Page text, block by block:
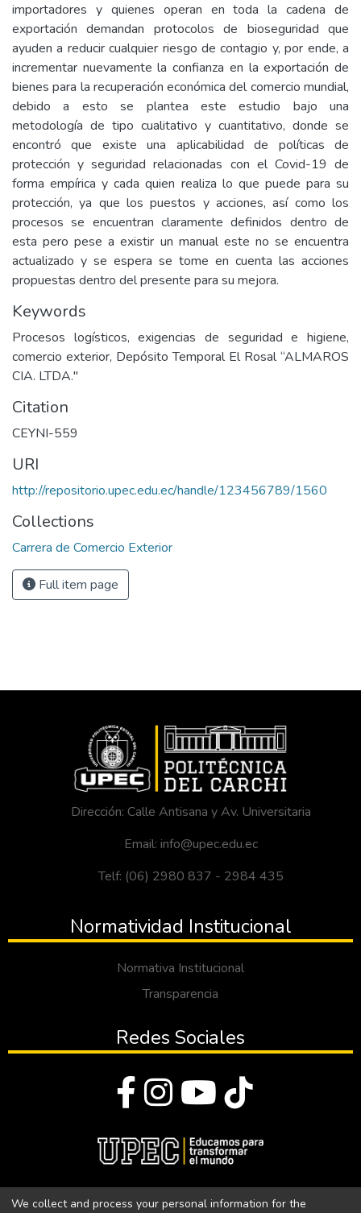
importadores y quienes operan en toda la cadena de
exportación demandan protocolos de bioseguridad que
ayuden a reducir cualquier riesgo de contagio y, por ende, a
incrementar nuevamente la confianza en la exportación de
bienes para la recuperación económica del comercio mundial,
debido a esto se plantea este estudio bajo una
metodología de tipo cualitativo y cuantitativo, donde se
encontró que existe una aplicabilidad de políticas de
protección y seguridad relacionadas con el Covid-19 de
forma empírica y cada quien realiza lo que puede para su
protección, ya que los puestos y acciones, así como los
procesos se encuentran claramente definidos dentro de
esta pero pese a existir un manual este no se encuentra
actualizado y se espera se tome en cuenta las acciones
propuestas dentro del presente para su mejora.
Keywords
Procesos logísticos, exigencias de seguridad e higiene,
comercio exterior, Depósito Temporal El Rosal “ALMAROS
CIA. LTDA."
Citation
CEYNI-559
URI
http://repositorio.upec.edu.ec/handle/123456789/1560
Collections
Carrera de Comercio Exterior
Full item page
Dirección: Calle Antisana y Av. Universitaria
Email: info@upec.edu.ec
Telf: (06) 2980 837 - 2984 435
Normatividad Institucional
Normativa Institucional
Transparencia
Redes Sociales
We collect and process your personal information for the